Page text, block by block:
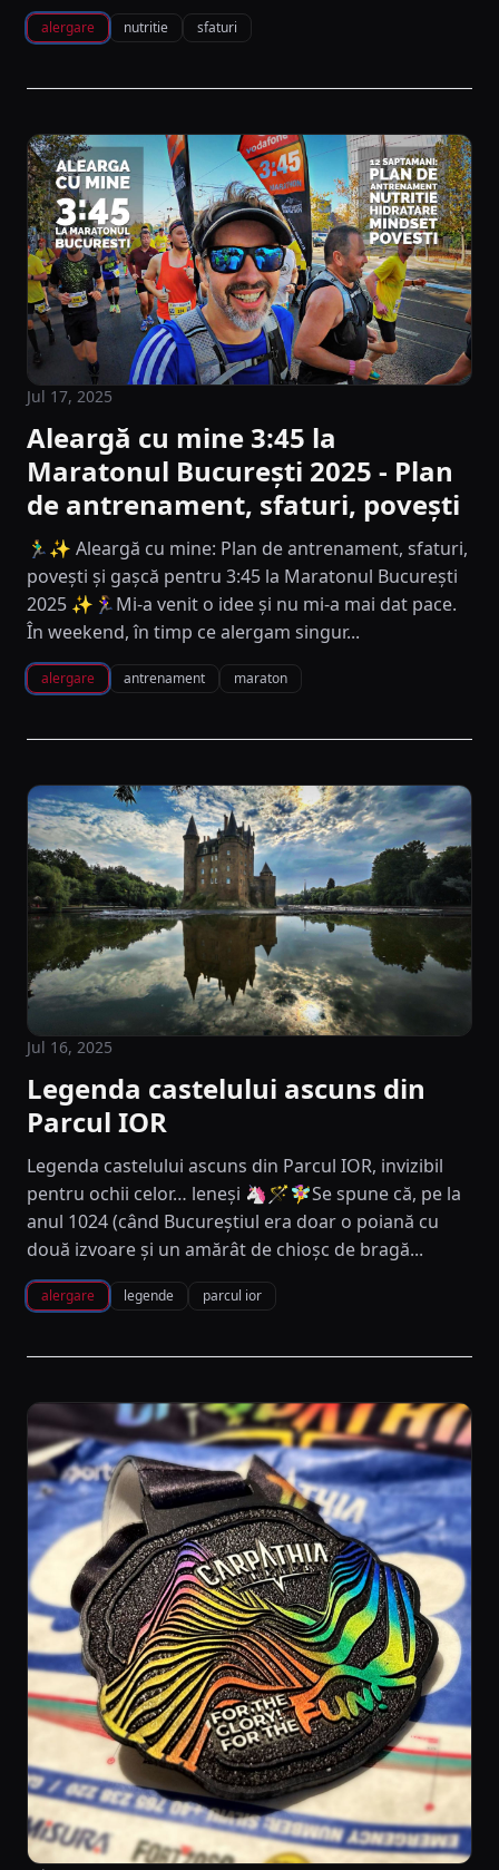
alergare nutritie sfaturi
Jul 17, 2025
Aleargă cu mine 3:45 la
Maratonul București 2025 - Plan
de antrenament, sfaturi, povești
🏃‍♂️✨ Aleargă cu mine: Plan de antrenament, sfaturi,
povești și gașcă pentru 3:45 la Maratonul București
2025 ✨🏃‍♀️Mi‑a venit o idee și nu mi‑a mai dat pace.
În weekend, în timp ce alergam singur...
alergare antrenament maraton
Jul 16, 2025
Legenda castelului ascuns din
Parcul IOR
Legenda castelului ascuns din Parcul IOR, invizibil
pentru ochii celor… leneși 🦄🪄🧚‍♀️Se spune că, pe la
anul 1024 (când Bucureștiul era doar o poiană cu
două izvoare și un amărât de chioșc de bragă...
alergare legende parcul ior